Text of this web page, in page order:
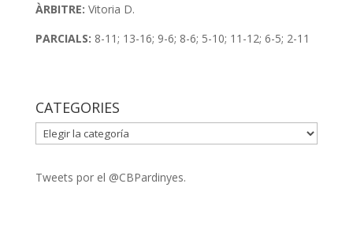
ÀRBITRE: Vitoria D.
PARCIALS: 8-11; 13-16; 9-6; 8-6; 5-10; 11-12; 6-5; 2-11
CATEGORIES
CATEGORIES
Tweets por el @CBPardinyes.